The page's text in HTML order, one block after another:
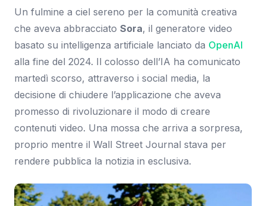
Un fulmine a ciel sereno per la comunità creativa
che aveva abbracciato Sora, il generatore video
basato su intelligenza artificiale lanciato da OpenAI
alla fine del 2024. Il colosso dell’IA ha comunicato
martedì scorso, attraverso i social media, la
decisione di chiudere l’applicazione che aveva
promesso di rivoluzionare il modo di creare
contenuti video. Una mossa che arriva a sorpresa,
proprio mentre il Wall Street Journal stava per
rendere pubblica la notizia in esclusiva.